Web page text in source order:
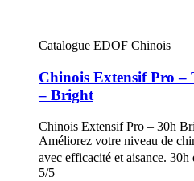
Catalogue EDOF Chinois
Chinois Extensif Pro –
– Bright
Chinois Extensif Pro – 30h
Améliorez votre niveau de
avec efficacité et aisance.
5/5